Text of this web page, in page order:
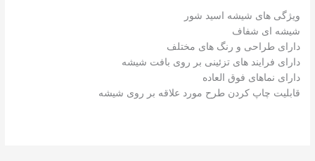
ویژگی های شیشه اسید شور
شیشه ای شفاف
دارای طراحی و رنگ های مختلف
دارای فرایند های تزئینی بر روی بافت شیشه
دارای نماهای فوق العاده
قابلیت چاپ کردن طرح مورد علاقه بر روی شیشه